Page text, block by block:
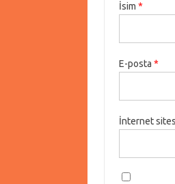
İsim *
E-posta *
İnternet